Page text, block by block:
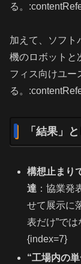
る。
加えて、ソフト
機のロボットと
フィス向けユー
る。
「結果」
構想止まり
達 ：協業発
せて展示に
表だけ”で
{index=7}
“工場内の